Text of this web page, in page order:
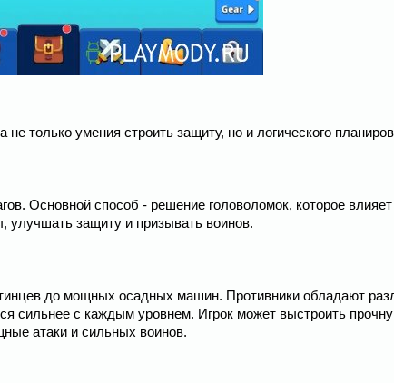
не только умения строить защиту, но и логического
Основной способ - решение головоломок, которое
улучшать защиту и призывать воинов.
до мощных осадных машин. Противники обладают
сильнее с каждым уровнем. Игрок может выстроить
атаки и сильных воинов.